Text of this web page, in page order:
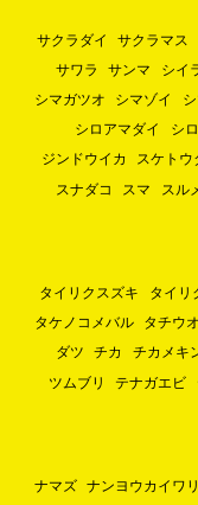
サクラダイ サクラマス
サワラ
サンマ シイ
シマガツオ
シマゾイ
シロアマダイ
シ
ジンドウイカ
スケトウ
スナダコ
スマ スル
タイリクスズキ タイリ
タケノコメバル
タチウオ
ダツ
チカ チカメキ
ツムブリ
テナガエビ
ナマズ ナンヨウカイワリ